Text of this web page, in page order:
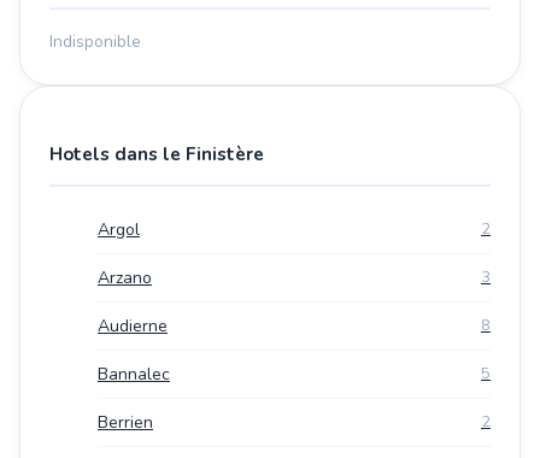
Indisponible
Hotels dans le Finistère
Argol 2
Arzano 3
Audierne 8
Bannalec 5
Berrien 2